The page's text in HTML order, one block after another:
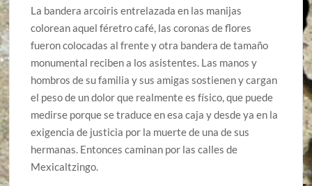
La bandera arcoiris entrelazada en las manijas
colorean aquel féretro café, las coronas de flores
fueron colocadas al frente y otra bandera de tamaño
monumental reciben a los asistentes. Las manos y
hombros de su familia y sus amigas sostienen y cargan
el peso de un dolor que realmente es físico, que puede
medirse porque se traduce en esa caja y desde ya en la
exigencia de justicia por la muerte de una de sus
hermanas. Entonces caminan por las calles de
Mexicaltzingo.